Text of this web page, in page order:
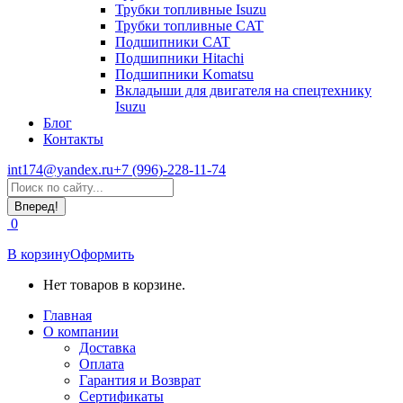
Трубки топливные Isuzu
Трубки топливные CAT
Подшипники CAT
Подшипники Hitachi
Подшипники Komatsu
Вкладыши для двигателя на спецтехнику
Isuzu
Блог
Контакты
int174@yandex.ru+7 (996)-228-11-74
Страница
WhatsApp
открывается
в
новом
окне
Поиск:
0
В корзинуОформить
Нет товаров в корзине.
Главная
О компании
Доставка
Оплата
Гарантия и Возврат
Сертификаты